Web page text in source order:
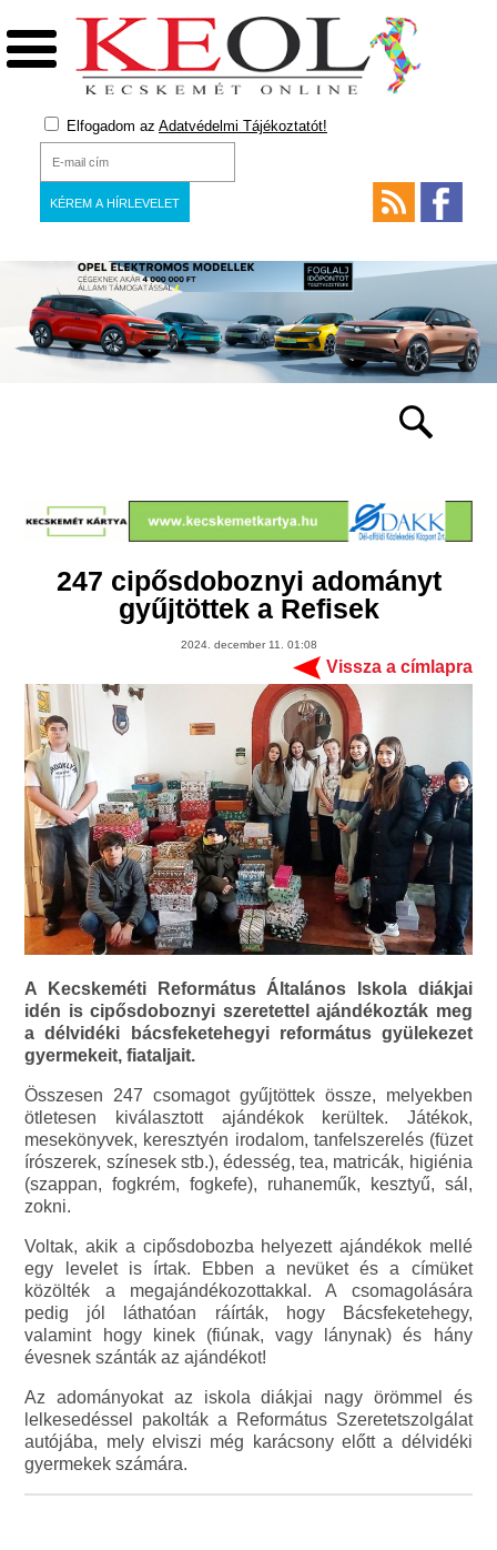
Elfogadom az Adatvédelmi Tájékoztatót!
247 cipősdoboznyi adományt
gyűjtöttek a Refisek
2024. december 11. 01:08
Vissza a címlapra
A Kecskeméti Református Általános Iskola diákjai
idén is cipősdoboznyi szeretettel ajándékozták meg
a délvidéki bácsfeketehegyi református gyülekezet
gyermekeit, fiataljait.
Összesen 247 csomagot gyűjtöttek össze, melyekben
ötletesen kiválasztott ajándékok kerültek. Játékok,
mesekönyvek, keresztyén irodalom, tanfelszerelés (füzet
írószerek, színesek stb.), édesség, tea, matricák, higiénia
(szappan, fogkrém, fogkefe), ruhaneműk, kesztyű, sál,
zokni.
Voltak, akik a cipősdobozba helyezett ajándékok mellé
egy levelet is írtak. Ebben a nevüket és a címüket
közölték a megajándékozottakkal. A csomagolására
pedig jól láthatóan ráírták, hogy Bácsfeketehegy,
valamint hogy kinek (fiúnak, vagy lánynak) és hány
évesnek szánták az ajándékot!
Az adományokat az iskola diákjai nagy örömmel és
lelkesedéssel pakolták a Református Szeretetszolgálat
autójába, mely elviszi még karácsony előtt a délvidéki
gyermekek számára.